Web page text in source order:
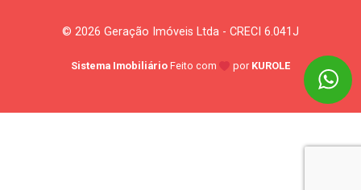
© 2026 Geração Imóveis Ltda - CRECI 6.041J
Sistema Imobiliário Feito com por KUROLE